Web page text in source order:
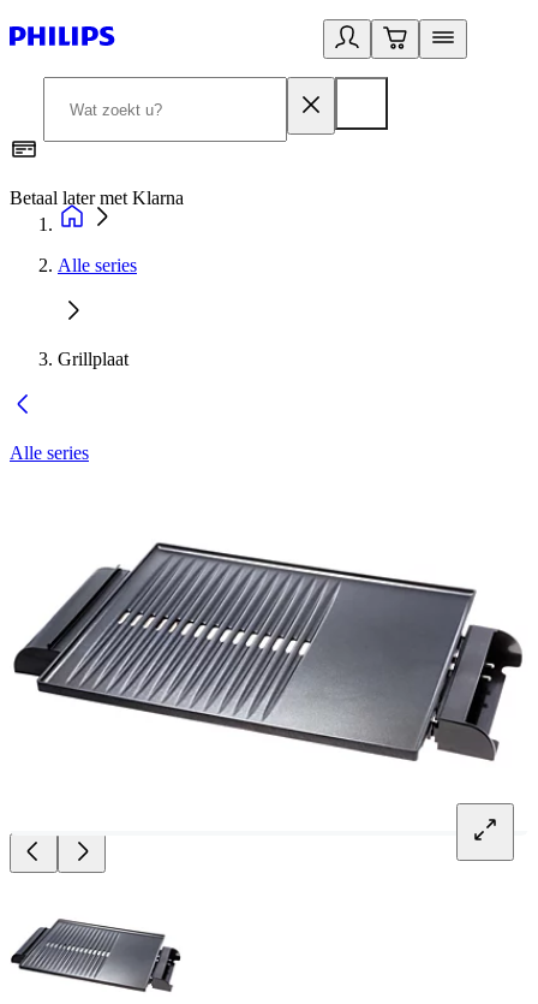
Betaal later met Klarna
Alle series
Grillplaat
Alle series